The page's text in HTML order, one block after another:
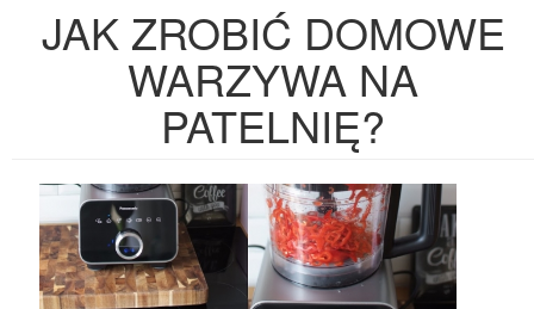
JAK ZROBIĆ DOMOWE
WARZYWA NA
PATELNIĘ?